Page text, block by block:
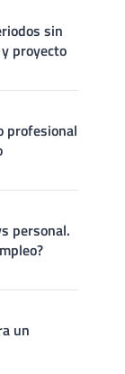
sin
proyecto
profesional
personal.
un